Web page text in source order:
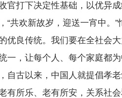
官打下决定性基础，以优异
欢新故岁，迎送一宵中。”
优良传统。我们要在全社会
一，让每个人、每个家庭都为
古以来，中国人就提倡孝老
有所乐、老有所安，关系社